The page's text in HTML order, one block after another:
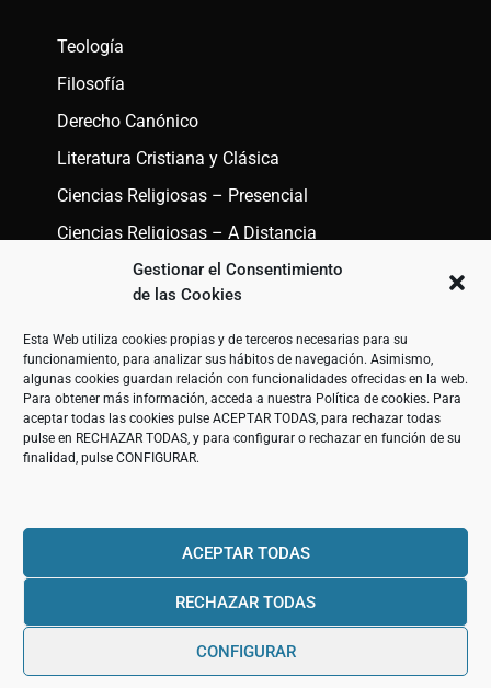
Gestionar el Consentimiento
de las Cookies
Esta Web utiliza cookies propias y de terceros necesarias para su
funcionamiento, para analizar sus hábitos de navegación. Asimismo,
algunas cookies guardan relación con funcionalidades ofrecidas en la web.
Para obtener más información, acceda a nuestra Política de cookies. Para
aceptar todas las cookies pulse ACEPTAR TODAS, para rechazar todas
pulse en RECHAZAR TODAS, y para configurar o rechazar en función de su
finalidad, pulse CONFIGURAR.
ACEPTAR TODAS
RECHAZAR TODAS
CONFIGURAR
Teología
Filosofía
Derecho Canónico
Literatura Cristiana y Clásica
Ciencias Religiosas – Presencial
Ciencias Religiosas – A Distancia
ENLACES
Aviso Legal
Términos y Condiciones
Política Privacidad
Plan de igualdad de la UESD
© 2020 Universidad Eclesiástica San
Dámaso